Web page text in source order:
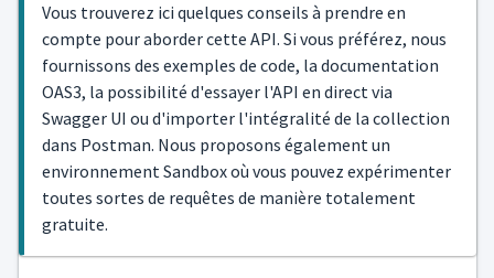
Vous trouverez ici quelques conseils à prendre en
compte pour aborder cette API. Si vous préférez, nous
fournissons des exemples de code, la documentation
OAS3, la possibilité d'essayer l'API en direct via
Swagger UI ou d'importer l'intégralité de la collection
dans Postman. Nous proposons également un
environnement Sandbox où vous pouvez expérimenter
toutes sortes de requêtes de manière totalement
gratuite.